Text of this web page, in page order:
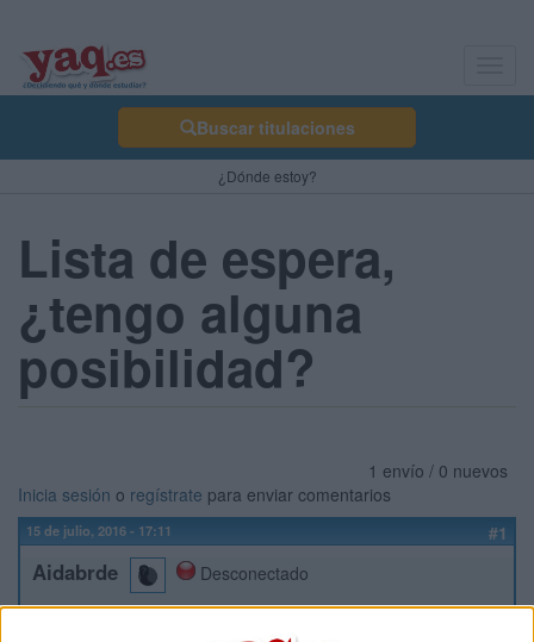
Buscar titulaciones
¿Dónde estoy?
Lista de espera,
¿tengo alguna
posibilidad?
1 envío / 0 nuevos
Inicia sesión o regístrate para enviar comentarios
15 de julio, 2016 - 17:11 #1
Aidabrde
Desconectado